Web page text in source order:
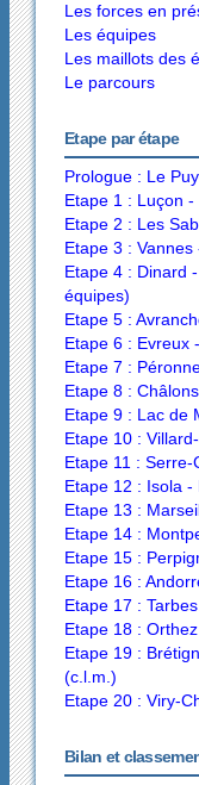
Les forces en
Les équipes
Les maillots des
Le parcours
Etape par étape
Prologue : Le
Etape 1 : Luçon -
Etape 2 : Les
Etape 3 : Vannes
Etape 4 : Dinard
équipes)
Etape 5 :
Etape 6 : Evreux
Etape 7 :
Etape 8 :
Etape 9 : Lac de
Etape 10 :
Etape 11 :
Etape 12 : Isola -
Etape 13 :
Etape 14 :
Etape 15 :
Etape 16 :
Etape 17 :
Etape 18 :
Etape 19 :
(c.l.m.)
Etape 20 : Viry-
Bilan et